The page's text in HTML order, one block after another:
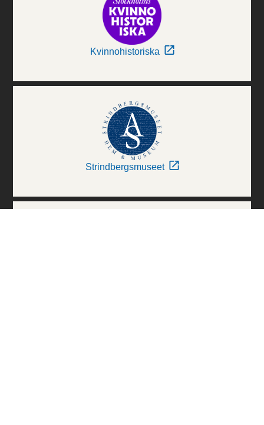
Kvinnohistoriska
Strindbergsmuseet